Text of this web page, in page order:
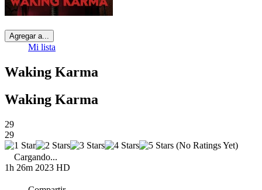
Agregar a...
Mi lista
Waking Karma
Waking Karma
29
29
(No Ratings Yet)
Cargando...
1h 26m 2023 HD